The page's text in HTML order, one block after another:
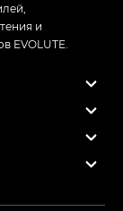
и
EVOLUTE.